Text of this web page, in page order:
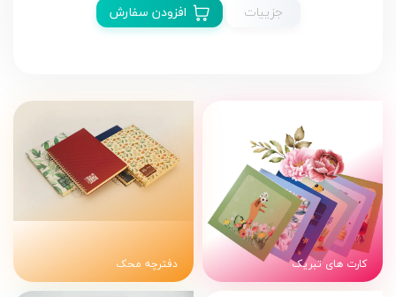
جزییات
افزودن سفارش
کارت های تبریک دفترچه محک